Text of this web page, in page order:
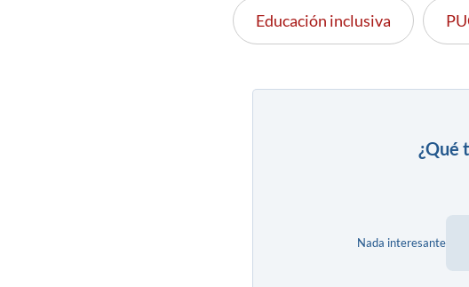
Educación inclusiva
¿Qué
Nada interesante